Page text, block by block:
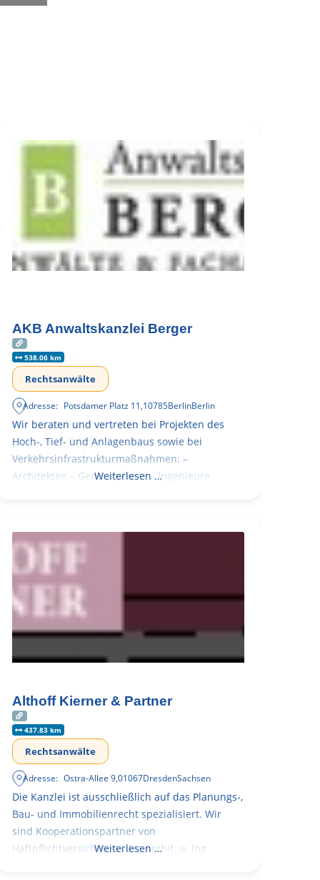
AKB Anwaltskanzlei Berger
538.06 km
Rechtsanwälte
Adresse: Potsdamer Platz 11,10785BerlinBerlin
Wir beraten und vertreten bei Projekten des
Hoch-, Tief- und Anlagenbaus sowie bei
Verkehrsinfrastrukturmaßnahmen: –
Architekten – Generalplaner – Ingenieure
Weiterlesen …
Althoff Kierner & Partner
437.83 km
Rechtsanwälte
Adresse: Ostra-Allee 9,01067DresdenSachsen
Die Kanzlei ist ausschließlich auf das Planungs-,
Bau- und Immobilienrecht spezialisiert. Wir
sind Kooperationspartner von
Haftpflichtversicherern der Archit. u. Ing.
Weiterlesen …